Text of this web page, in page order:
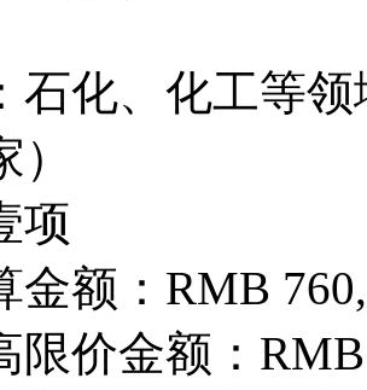
石化、化工等
）
项
金额：RMB
限价金额：RMB